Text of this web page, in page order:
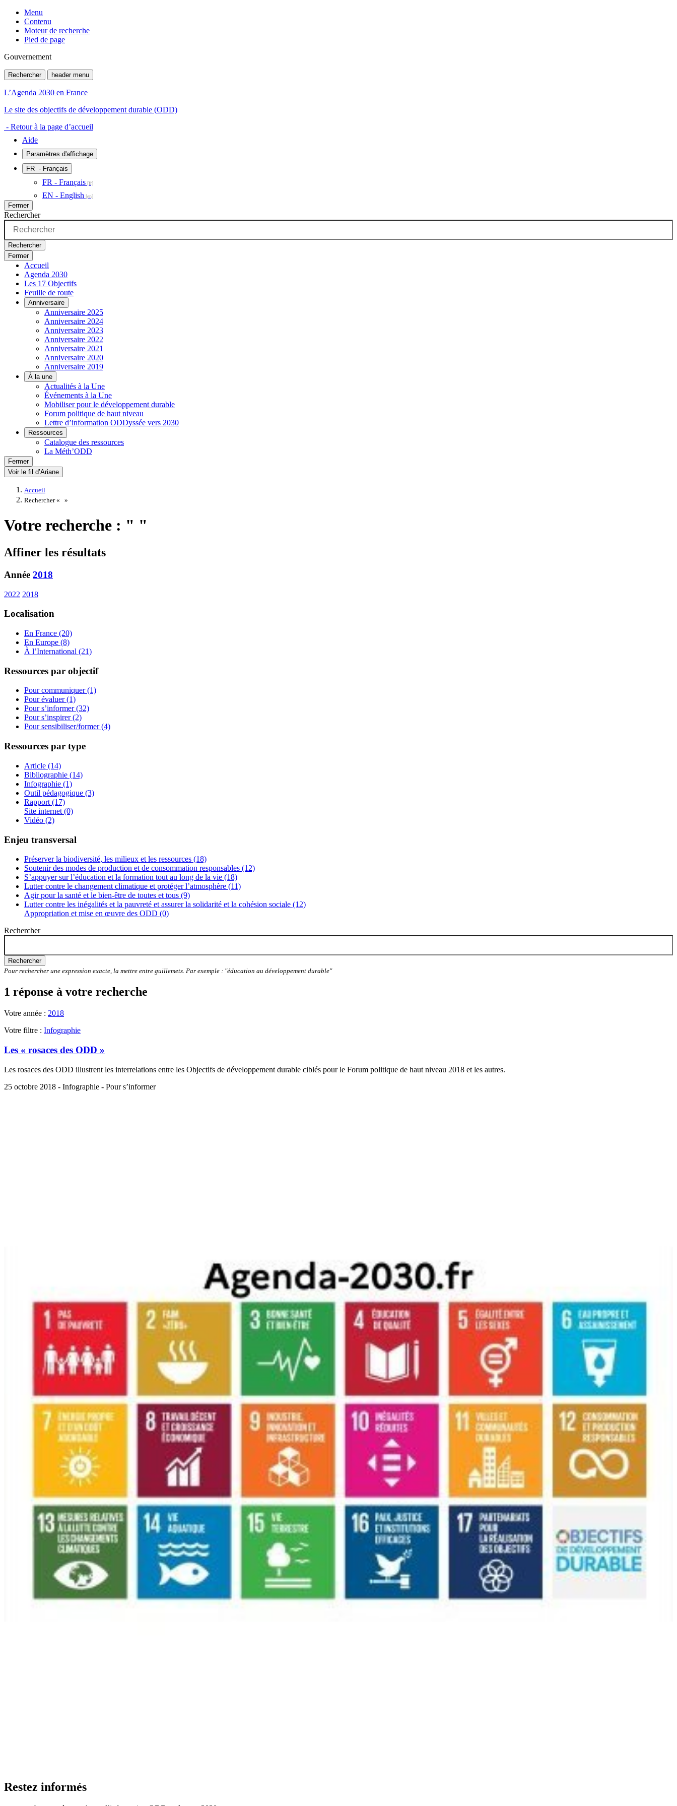
Menu
Contenu
Moteur de recherche
Pied de page
Gouvernement
Rechercher header menu
L’Agenda 2030 en France
Le site des objectifs de développement durable (ODD)
- Retour à la page d’accueil
Aide
Paramètres d'affichage
FR - Français
FR - Français
EN - English
Fermer
Rechercher
Rechercher
Fermer
Accueil
Agenda 2030
Les 17 Objectifs
Feuille de route
Anniversaire
Anniversaire 2025
Anniversaire 2024
Anniversaire 2023
Anniversaire 2022
Anniversaire 2021
Anniversaire 2020
Anniversaire 2019
À la une
Actualités à la Une
Événements à la Une
Mobiliser pour le développement durable
Forum politique de haut niveau
Lettre d’information ODDyssée vers 2030
Ressources
Catalogue des ressources
La Méth’ODD
Fermer
Voir le fil d’Ariane
Accueil
Rechercher «
»
Votre recherche : " "
Affiner les résultats
Année 2018
2022 2018
Localisation
En France (20)
En Europe (8)
À l’International (21)
Ressources par objectif
Pour communiquer (1)
Pour évaluer (1)
Pour s’informer (32)
Pour s’inspirer (2)
Pour sensibiliser/former (4)
Ressources par type
Article (14)
Bibliographie (14)
Infographie (1)
Outil pédagogique (3)
Rapport (17)
Site internet (0)
Vidéo (2)
Enjeu transversal
Préserver la biodiversité, les milieux et les ressources (18)
Soutenir des modes de production et de consommation responsables (12)
S’appuyer sur l’éducation et la formation tout au long de la vie (18)
Lutter contre le changement climatique et protéger l’atmosphère (11)
Agir pour la santé et le bien-être de toutes et tous (9)
Lutter contre les inégalités et la pauvreté et assurer la solidarité et la cohésion sociale (12)
Appropriation et mise en œuvre des ODD (0)
Rechercher
Rechercher
Pour rechercher une expression exacte, la mettre entre guillemets. Par exemple : "éducation au développement durable"
1 réponse à votre recherche
Votre année : 2018
Votre filtre : Infographie
Les « rosaces des ODD »
Les rosaces des ODD illustrent les interrelations entre les Objectifs de développement durable ciblés pour le Forum politique de haut niveau 2018 et les autres.
25 octobre 2018 - Infographie - Pour s’informer
Restez informés